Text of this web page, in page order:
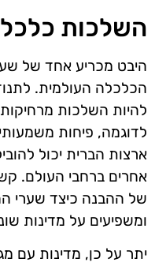
השלכות
היבט מכריע אחד של
הכלכלה העולמית.
להיות השלכות
לדוגמה, פיחות
ארצות הברית יכול
אחרים ברחבי העולם.
של ההבנה כיצד שערי
ומשפיעים על מדינות
יתר על כן, מדינות עם